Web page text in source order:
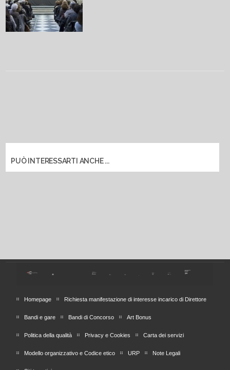
PUÒ INTERESSARTI ANCHE ...
Homepage Richiesta manifestazione di interesse incarico di Direttore
Bandi e gare Bandi di Concorso Art Bonus
Politica della qualità Privacy e Cookies Carta dei servizi
Modello organizzativo e Codice etico URP Note Legali